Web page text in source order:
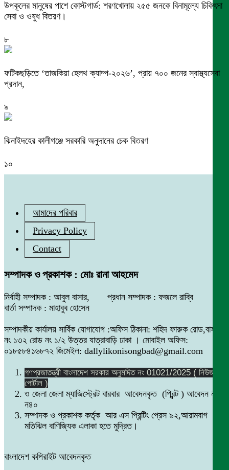
উপকূলের মানুষের পাশে কোস্টগার্ড: শরণখোলায় ২৫৫ জনকে বিনামূল্যে চিকিৎসা
সেবা ও ওষুধ বিতরণ।
৮
ফটিকছড়িতে ‘তাজকিয়া হেলথ ক্যাম্প-২০২৬’, প্রায় ৭০০ জনের স্বাস্থ্যসেবা
প্রদান,
৯
ঝিনাইদহের কালীগঞ্জে সরকারি অনুদানের চেক বিতরণ
১০
আমাদের পরিবার
Privacy Policy
Contact
সম্পাদক ও প্রকাশক : মোঃ রানা আহমেদ
নির্বাহী সম্পাদক : আবুল বাসার, প্রধান সম্পাদক : ফজলে রাব্বি
বার্তা সম্পাদক : মাহাবুব হোসেন
সম্পাদকীয় কার্যালয় সার্বিক যোগাযোগ :অফিস ঠিকানা: শহিদ ফারুক রোড,বাসা
নং ১৩২ রোড নং ১/২ উত্তর যাত্রাবাড়ি ঢাকা । মোবাইল অফিস:
০১৮৫৮৪১৬৮৭২ জিমেইল: dallylikonisongbad@gmail.com
গণপ্রজাতন্ত্রী বাংলাদেশ সরকার অনুমদিত নং 01021/2025 ( নিউজ
পোর্টাল )
ও জেলা জেলা ম্যাজিস্ট্রেট বারবার আবেদনকৃত (প্রিন্ট ) আবেদন নং
ন৪০
সম্পাদক ও প্রকাশক কর্তৃক আর এস প্রিন্টিং প্রেস ৯২,আরামবাগ
মতিঝিল বাণিজ্যিক এলাকা হতে মুদ্রিত।
বাংলাদেশ কপিরাইট আবেদনকৃত